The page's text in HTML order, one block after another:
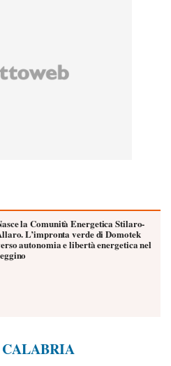
la Comunità Energetica Stilaro-
L’impronta verde di Domotek
autonomia e libertà energetica nel